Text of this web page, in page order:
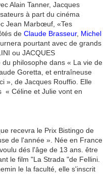
Alain Tanner, Jacques
à part du cinéma
Jean Marbœuf, «Tes
de Claude Brasseur, Michel
pourtant avec de grands
ou JACQUES
philosophe dans « La vie de
Goretta, et entraîneuse
», de Jacques Rouffio. Elle
« Céline et Julie vont en
recevra le Prix Bistingo de
de l'année ». Née en France
dés l'âge de 13 ans. être
le film "La Strada "de Fellini.
le la faculté, elle s'inscrit